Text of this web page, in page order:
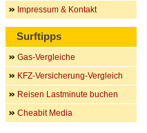
Impressum & Kontakt
Surftipps
Gas-Vergleiche
KFZ-Versicherung-Vergleich
Reisen Lastminute buchen
Cheabit Media